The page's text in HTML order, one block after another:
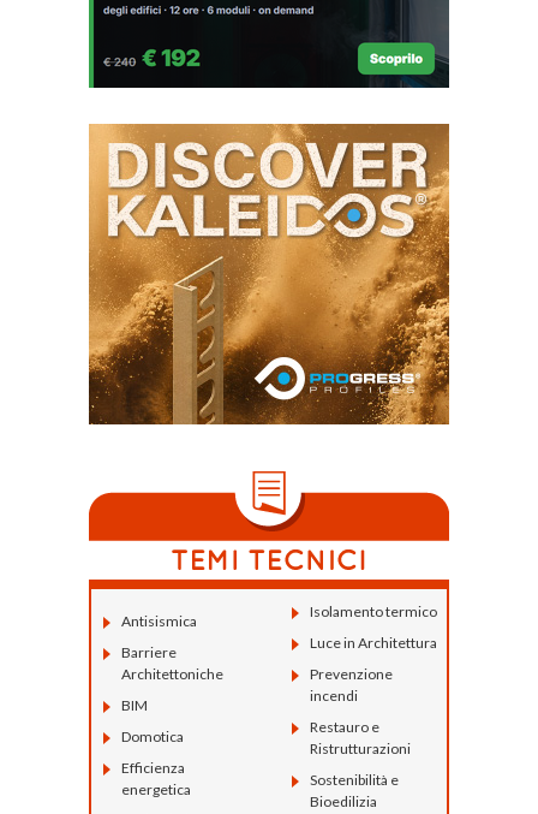
Antisismica
Barriere
Architettoniche
BIM
Domotica
Efficienza
energetica
Isolamento termico
Luce in Architettura
Prevenzione
incendi
Restauro e
Ristrutturazioni
Sostenibilità e
Bioedilizia